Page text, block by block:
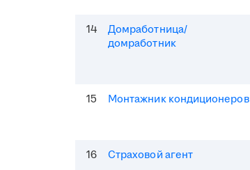
14
Домработница/
домработник
15 Монтажник кондиционеров
16 Страховой агент